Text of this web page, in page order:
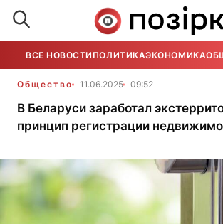
ВСЕ НОВОСТИ ПОЛИТИКАЭКОНОМИКА
Общество 11.06.2025 09:52
В Беларуси заработал
принцип регистрации